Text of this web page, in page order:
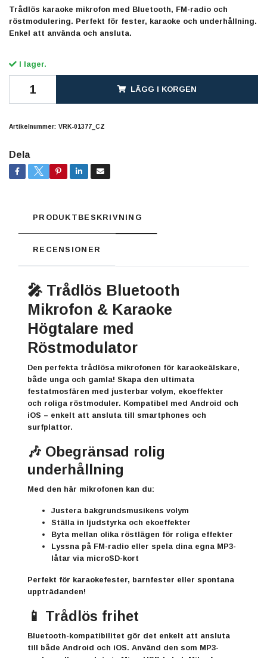
Trådlös karaoke mikrofon med Bluetooth, FM-radio och
röstmodulering. Perfekt för fester, karaoke och underhållning.
Enkel att använda och ansluta.
I lager.
LÄGG I KORGEN
Artikelnummer: VRK-01377_CZ
Dela
PRODUKTBESKRIVNING
RECENSIONER
🎤 Trådlös Bluetooth
Mikrofon & Karaoke
Högtalare med
Röstmodulator
Den perfekta trådlösa mikrofonen för karaokeälskare,
både unga och gamla! Skapa den ultimata
festatmosfären med justerbar volym, ekoeffekter
och roliga röstmoduler. Kompatibel med Android och
iOS – enkelt att ansluta till smartphones och
surfplattor.
🎶 Obegränsad rolig
underhållning
Med den här mikrofonen kan du:
Justera bakgrundsmusikens volym
Ställa in ljudstyrka och ekoeffekter
Byta mellan olika röstlägen för roliga effekter
Lyssna på FM-radio eller spela dina egna MP3-
låtar via microSD-kort
Perfekt för karaokefester, barnfester eller spontana
uppträdanden!
📱 Trådlös frihet
Bluetooth-kompatibilitet gör det enkelt att ansluta
till både Android och iOS. Använd den som MP3-